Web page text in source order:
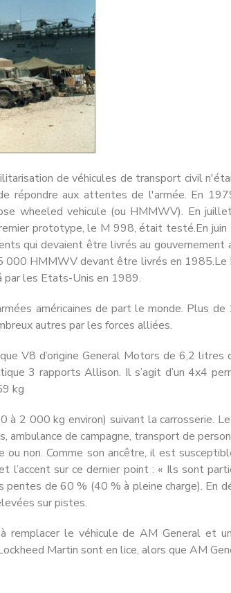
de véhicules de transport civil
répondre aux attentes de l'armée. En
wheeled vehicule (ou HMMWV). En
prototype, le M 998, était testé.En
qui devaient être livrés au
HMMWV devant être livrés en 1985.Le
par les Etats-Unis en 1989.
américaines de part le monde. Plus
autres par les forces alliées.
V8 d’origine General Motors de 6,2
3 rapports Allison. Il s’agit d’un 4x4
kg
2 000 kg environ) suivant la carrosserie.
de campagne, transport de
non. Comme son ancêtre, il est
l’accent sur ce dernier point : « Ils sont
pentes de 60 % (40 % à pleine charge). En
sur pistes.
à remplacer le véhicule de AM General
Martin sont en lice, alors que AM